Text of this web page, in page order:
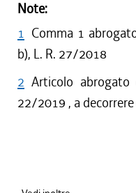
Note:
1 Comma 1
b), L. R. 27/2018
2 Articolo
22/2019 , a